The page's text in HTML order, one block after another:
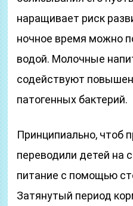
наращивает риск
ночное время можно
водой. Молочные
содействуют
патогенных бактерий.
Принципиально, чтоб
переводили детей на
питание с помощью
Затянутый период